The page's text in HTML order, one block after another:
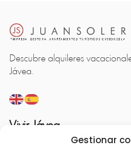
Gestionar
Descubre alquileres
Jávea.
Vivir Jávea
Alquiler vacacional